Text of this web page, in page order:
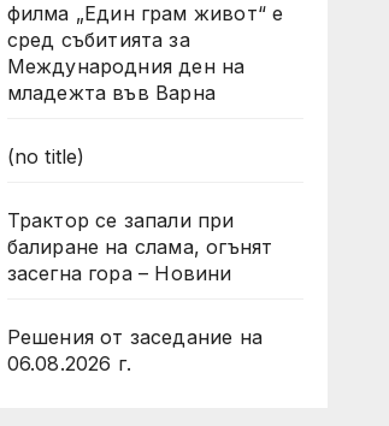
филма „Един грам живот“ е
сред събитията за
Международния ден на
младежта във Варна
(no title)
Трактор се запали при
балиране на слама, огънят
засегна гора – Новини
Решения от заседание на
06.08.2026 г.